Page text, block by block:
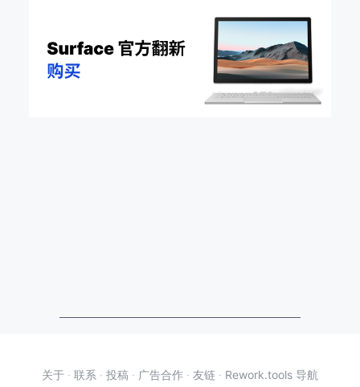
关于 · 联系 · 投稿 · 广告合作 · 友链 · Rework.tools 导航